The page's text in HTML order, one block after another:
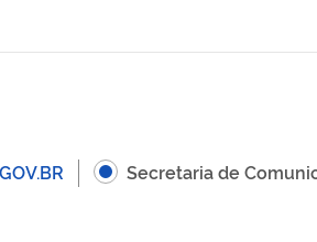
GOV.BR Secretaria de